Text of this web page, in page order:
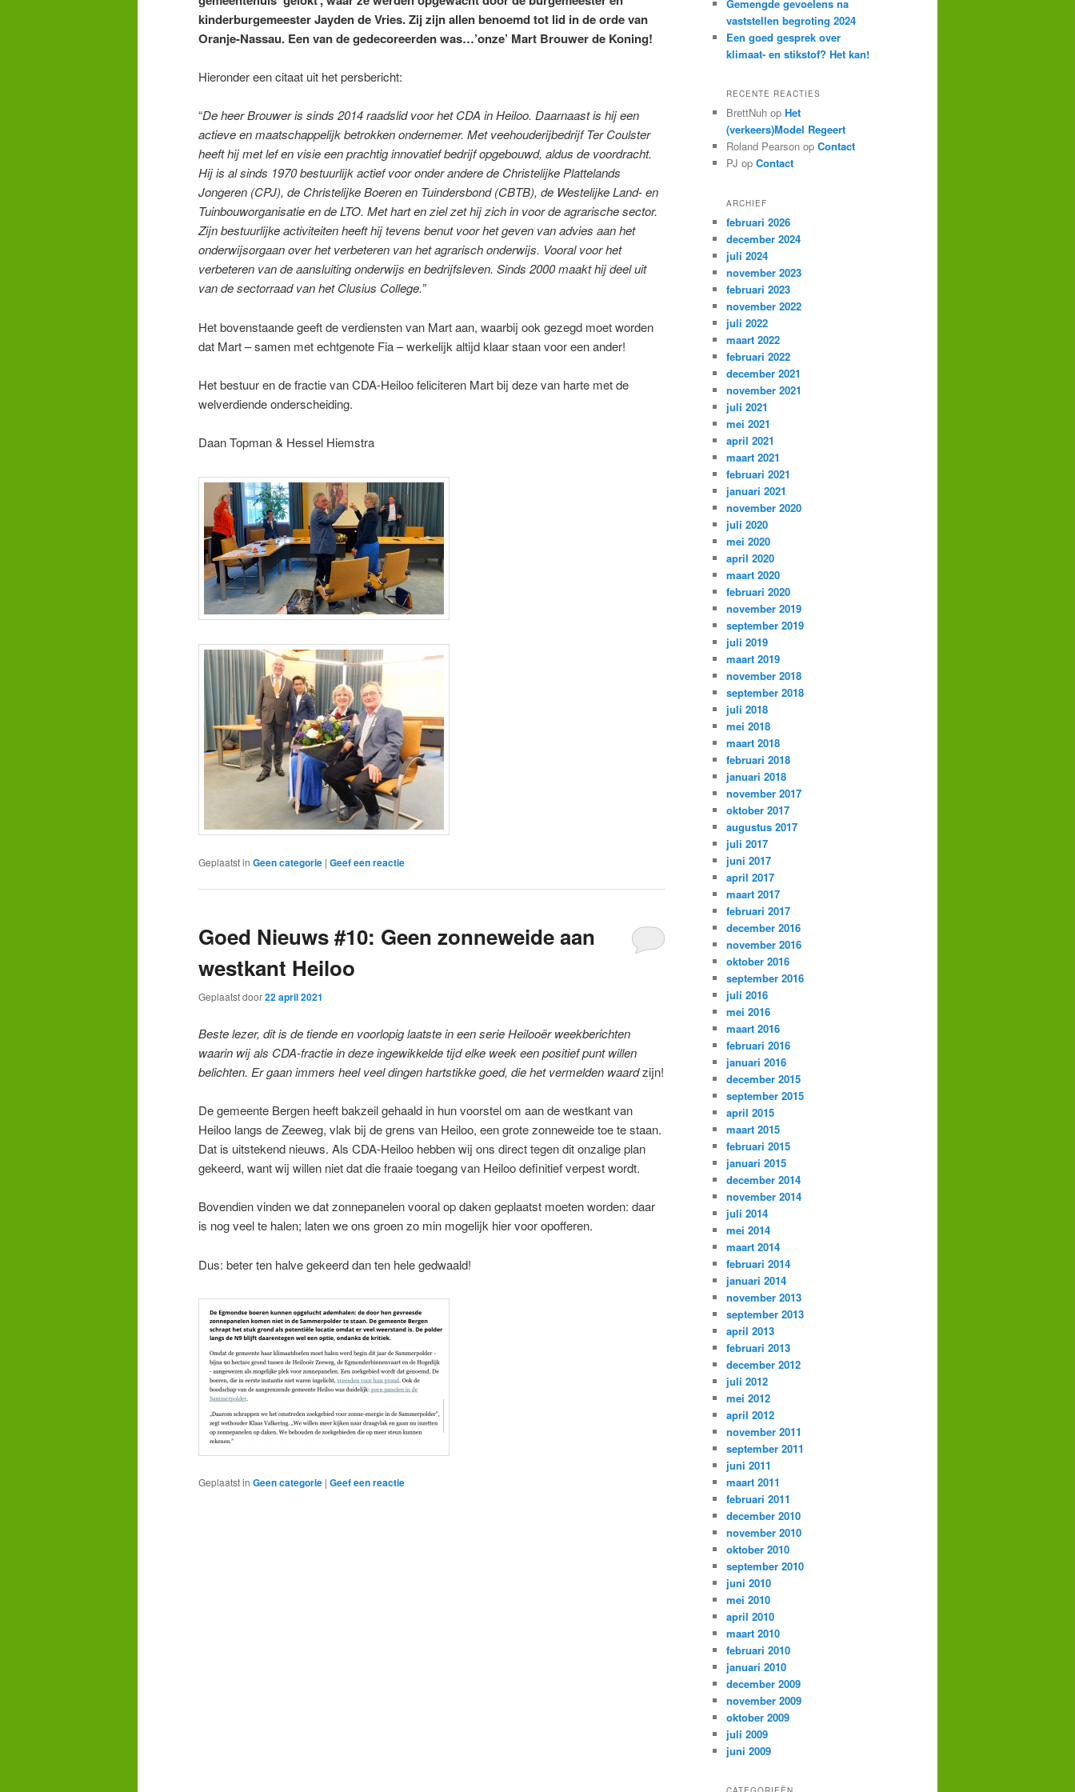
kinderburgemeester Jayden de Vries. Zij zijn allen benoemd tot lid in de orde van
Oranje-Nassau. Een van de gedecoreerden was…’onze’ Mart Brouwer de Koning!
Hieronder een citaat uit het persbericht:
“De heer Brouwer is sinds 2014 raadslid voor het CDA in Heiloo. Daarnaast is hij een
actieve en maatschappelijk betrokken ondernemer. Met veehouderijbedrijf Ter Coulster
heeft hij met lef en visie een prachtig innovatief bedrijf opgebouwd, aldus de voordracht.
Hij is al sinds 1970 bestuurlijk actief voor onder andere de Christelijke Plattelands
Jongeren (CPJ), de Christelijke Boeren en Tuindersbond (CBTB), de Westelijke Land- en
Tuinbouworganisatie en de LTO. Met hart en ziel zet hij zich in voor de agrarische sector.
Zijn bestuurlijke activiteiten heeft hij tevens benut voor het geven van advies aan het
onderwijsorgaan over het verbeteren van het agrarisch onderwijs. Vooral voor het
verbeteren van de aansluiting onderwijs en bedrijfsleven. Sinds 2000 maakt hij deel uit
van de sectorraad van het Clusius College.”
Het bovenstaande geeft de verdiensten van Mart aan, waarbij ook gezegd moet worden
dat Mart – samen met echtgenote Fia – werkelijk altijd klaar staan voor een ander!
Het bestuur en de fractie van CDA-Heiloo feliciteren Mart bij deze van harte met de
welverdiende onderscheiding.
Daan Topman & Hessel Hiemstra
Geplaatst in Geen categorie | Geef een reactie
Goed Nieuws #10: Geen zonneweide aan
westkant Heiloo
Geplaatst door22 april 2021
Beste lezer, dit is de tiende en voorlopig laatste in een serie Heilooër weekberichten
waarin wij als CDA-fractie in deze ingewikkelde tijd elke week een positief punt willen
belichten. Er gaan immers heel veel dingen hartstikke goed, die het vermelden waardzijn!
De gemeente Bergen heeft bakzeil gehaald in hun voorstel om aan de westkant van
Heiloo langs de Zeeweg, vlak bij de grens van Heiloo, een grote zonneweide toe te staan.
Dat is uitstekend nieuws. Als CDA-Heiloo hebben wij ons direct tegen dit onzalige plan
gekeerd, want wij willen niet dat die fraaie toegang van Heiloo definitief verpest wordt.
Bovendien vinden we dat zonnepanelen vooral op daken geplaatst moeten worden: daar
is nog veel te halen; laten we ons groen zo min mogelijk hier voor opofferen.
Dus: beter ten halve gekeerd dan ten hele gedwaald!
Geplaatst in Geen categorie | Geef een reactie
Gemengde gevoelens na
vaststellen begroting 2024
Een goed gesprek over
klimaat- en stikstof? Het kan!
RECENTE REACTIES
BrettNuh op Het
(verkeers)Model Regeert
Roland Pearson op Contact
PJ op Contact
ARCHIEF
februari 2026
december 2024
juli 2024
november 2023
februari 2023
november 2022
juli 2022
maart 2022
februari 2022
december 2021
november 2021
juli 2021
mei 2021
april 2021
maart 2021
februari 2021
januari 2021
november 2020
juli 2020
mei 2020
april 2020
maart 2020
februari 2020
november 2019
september 2019
juli 2019
maart 2019
november 2018
september 2018
juli 2018
mei 2018
maart 2018
februari 2018
januari 2018
november 2017
oktober 2017
augustus 2017
juli 2017
juni 2017
april 2017
maart 2017
februari 2017
december 2016
november 2016
oktober 2016
september 2016
juli 2016
mei 2016
maart 2016
februari 2016
januari 2016
december 2015
september 2015
april 2015
maart 2015
februari 2015
januari 2015
december 2014
november 2014
juli 2014
mei 2014
maart 2014
februari 2014
januari 2014
november 2013
september 2013
april 2013
februari 2013
december 2012
juli 2012
mei 2012
april 2012
november 2011
september 2011
juni 2011
maart 2011
februari 2011
december 2010
november 2010
oktober 2010
september 2010
juni 2010
mei 2010
april 2010
maart 2010
februari 2010
januari 2010
december 2009
november 2009
oktober 2009
juli 2009
juni 2009